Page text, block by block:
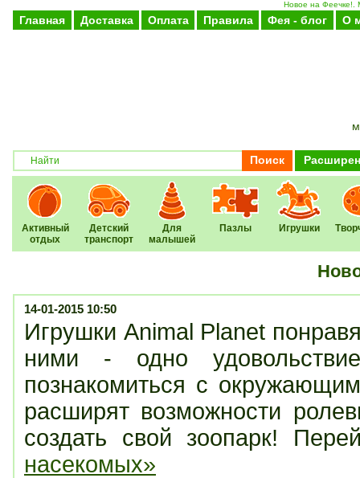
Новое на Феечке!.
Главная Доставка Оплата Правила Фея - блог О
Поиск
Активный
отдых
Детский
транспорт
Для
малышей
Пазлы Игрушки
14-01-2015 10:50
Игрушки Animal Planet
ними - одно
познакомиться с
расширят возможности
создать свой зоопарк!
насекомых»